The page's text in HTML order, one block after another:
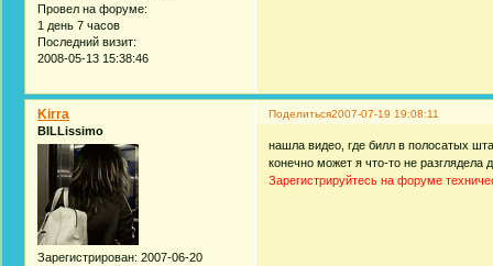
Провел на форуме:
1 день 7 часов
Последний визит:
2008-05-13 15:38:46
Поделиться2007-07-19 19:08:11
Kirra
BILLissimo
Зарегистрирован: 2007-06-20
нашла видео, где билл в полосатых
конечно может я что-то не разглядела
Зарегистрируйтесь на форуме